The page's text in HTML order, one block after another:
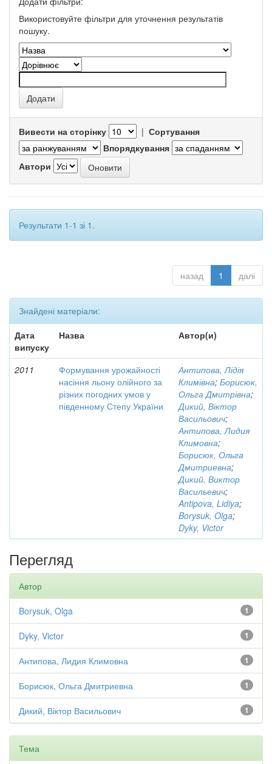
Використовуйте фільтри для уточнення результатів
пошуку.
Вивести на сторінку | Сортування
Впорядкування
Автори
Результати 1-1 зі 1.
назад 1 далі
Знайдені матеріали:
Дата
випуску
Назва Автор(и)
2011
Формування урожайності
насіння льону олійного за
різних погодних умов у
південному Степу України
Антипова, Лідія
Климівна; Борисюк,
Ольга Дмитрівна;
Дикий, Віктор
Васильович;
Антипова, Лидия
Климовна;
Борисюк, Ольга
Дмитриевна;
Дикий, Виктор
Васильевич;
Antipova, Lidiya;
Borysuk, Olga;
Dyky, Victor
Перегляд
Автор
1
Borysuk, Olga
1
Dyky, Victor
1
Антипова, Лидия Климовна
1
Борисюк, Ольга Дмитриевна
1
Дикий, Віктор Васильович
Тема